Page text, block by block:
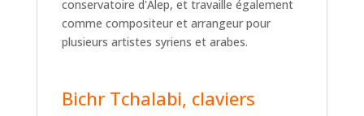
conservatoire d'Alep, et travaille également
comme compositeur et arrangeur pour
plusieurs artistes syriens et arabes.
Bichr Tchalabi, claviers